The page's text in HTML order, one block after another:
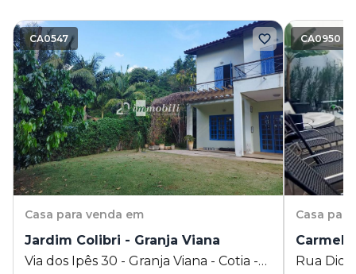
CA0547
Casa para venda em
Jardim Colibri - Granja Viana
Via dos Ipês 30 - Granja Viana - Cotia -
CA0950
Casa
Carmel
Rua